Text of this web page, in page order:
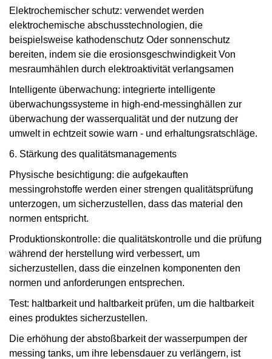
Elektrochemischer schutz: verwendet werden
elektrochemische abschusstechnologien, die
beispielsweise kathodenschutz Oder sonnenschutz
bereiten, indem sie die erosionsgeschwindigkeit Von
mesraumhählen durch elektroaktivität verlangsamen
Intelligente überwachung: integrierte intelligente
überwachungssysteme in high-end-messinghällen zur
überwachung der wasserqualität und der nutzung der
umwelt in echtzeit sowie warn - und erhaltungsratschläge.
6. Stärkung des qualitätsmanagements
Physische besichtigung: die aufgekauften
messingrohstoffe werden einer strengen qualitätsprüfung
unterzogen, um sicherzustellen, dass das material den
normen entspricht.
Produktionskontrolle: die qualitätskontrolle und die prüfung
während der herstellung wird verbessert, um
sicherzustellen, dass die einzelnen komponenten den
normen und anforderungen entsprechen.
Test: haltbarkeit und haltbarkeit prüfen, um die haltbarkeit
eines produktes sicherzustellen.
Die erhöhung der abstoßbarkeit der wasserpumpen der
messing tanks, um ihre lebensdauer zu verlängern, ist